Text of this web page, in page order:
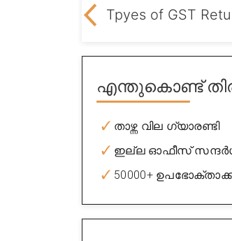
Eligiblity Tpyes of GST
എന്തുകൊണ്ട്
താഴ്ന്ന വില ഗ്യാരണ്ടി
ഇല്ല ഓഫീസ്
50000+